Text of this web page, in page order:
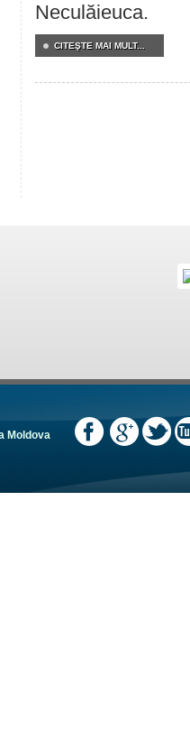
Neculăieuca.
CITEŞTE MAI MULT...
Moldova